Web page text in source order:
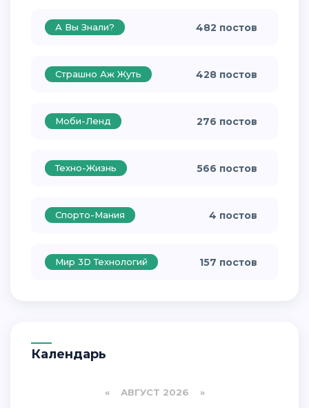
А Вы Знали? 482 постов
Страшно Аж Жуть 428 постов
Моби-Ленд 276 постов
Техно-Жизнь 566 постов
Спорто-Мания 4 постов
Мир 3D Технологий 157 постов
Календарь
«АВГУСТ 2026 »